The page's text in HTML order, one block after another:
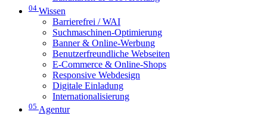
04 Wissen
Barrierefrei / WAI
Suchmaschinen-Optimierung
Banner & Online-Werbung
Benutzerfreundliche Webseiten
E-Commerce & Online-Shops
Responsive Webdesign
Digitale Einladung
Internationalisierung
05 Agentur